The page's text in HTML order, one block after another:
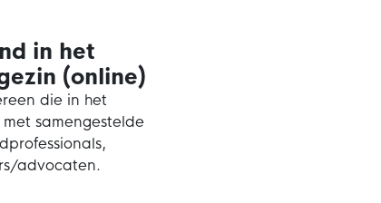
in het
(online)
die in het
samengestelde
advocaten.